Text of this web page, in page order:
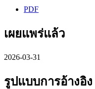
PDF
เผยแพร่แล้ว
2026-03-31
รูปแบบการอ้างอิง